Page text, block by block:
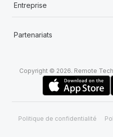
Entreprise
Partenariats
Copyright © 2026. Remote
Politique de confidentialité